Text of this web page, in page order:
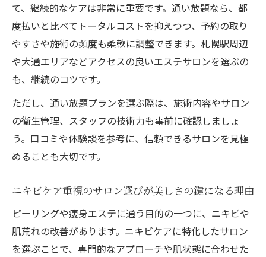
通い放題で無理なく続くニキビケアのコツ
札幌市内の痩身エステで注目される施術内
容
ピーリングと痩身の同時ケアが得意なサロ
ンの特徴
口コミで高評価のニキビケアエステ選び方
効果を実感しやすい札幌の注目施術
ピーリング施術で実感する美肌の変化とは
ニキビケアに特化した施術法を徹底解説
通い放題プランの魅力と体験者の声を紹介
肌と体型の悩みを解消する最新施術の特徴
通い放題プランで美ボディへアプローチ
て、継続的なケアは非常に重要です。通い放題なら、都
度払いと比べてトータルコストを抑えつつ、予約の取り
やすさや施術の頻度も柔軟に調整できます。札幌駅周辺
や大通エリアなどアクセスの良いエステサロンを選ぶの
も、継続のコツです。
ただし、通い放題プランを選ぶ際は、施術内容やサロン
の衛生管理、スタッフの技術力も事前に確認しましょ
う。口コミや体験談を参考に、信頼できるサロンを見極
めることも大切です。
ニキビケア重視のサロン選びが美しさの鍵になる理由
ピーリングや痩身エステに通う目的の一つに、ニキビや
肌荒れの改善があります。ニキビケアに特化したサロン
を選ぶことで、専門的なアプローチや肌状態に合わせた